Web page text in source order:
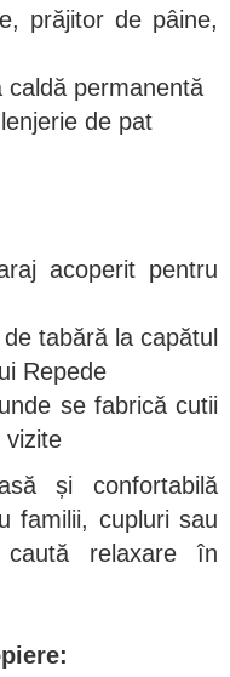
prăjitor de pâine,
caldă permanentă
de pat
acoperit pentru
tabără la capătul
Repede
se fabrică cutii
vizite
și confortabilă
familii, cupluri sau
relaxare în